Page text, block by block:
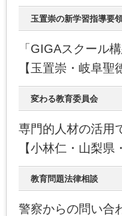
玉置崇の新学習指導要
「GIGAスクール
【玉置崇・岐阜聖
変わる教育委員会
専門的人材の活用
【小林仁・山梨
教育問題法律相談
警察からの問い合